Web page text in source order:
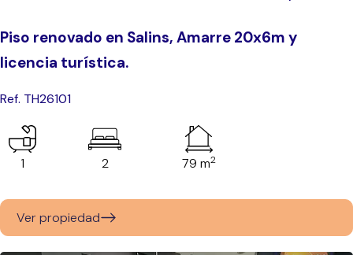
Piso renovado en Salins, Amarre 20x6m y
licencia turística.
Ref. TH26101
1 2 79 m2
Ver propiedad